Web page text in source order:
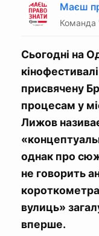
Маєш
Команда
Сьогодні на
кінофестивалі
присвячену
процесам у
Лижов
однак про
не говорить
вулиць»
вперше.